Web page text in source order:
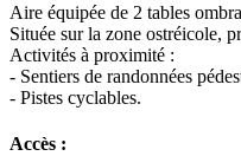
Aire équipée de 2 tables
Située sur la zone ostréicole,
Activités à proximité :
- Sentiers de randonnées
- Pistes cyclables.
Accès :